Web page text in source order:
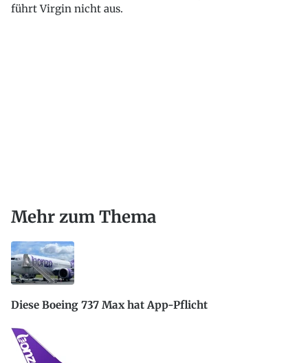
führt Virgin nicht aus.
Mehr zum Thema
Diese Boeing 737 Max hat App-Pflicht